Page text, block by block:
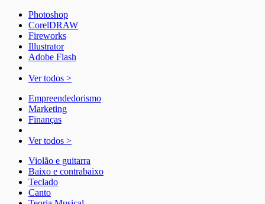
Photoshop
CorelDRAW
Fireworks
Illustrator
Adobe Flash
Ver todos >
Empreendedorismo
Marketing
Finanças
Ver todos >
Violão e guitarra
Baixo e contrabaixo
Teclado
Canto